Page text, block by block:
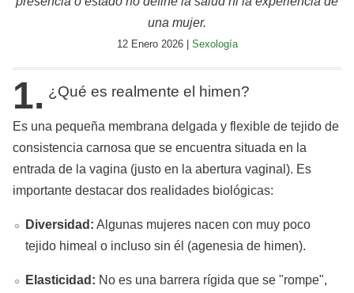
una mujer.
12 Enero 2026 | Sexología
1. ¿Qué es realmente el himen?
Es una pequeña membrana delgada y flexible de tejido de
consistencia carnosa que se encuentra situada en la
entrada de la vagina (justo en la abertura vaginal). Es
importante destacar dos realidades biológicas:
Diversidad: Algunas mujeres nacen con muy poco
tejido himeal o incluso sin él (agenesia de himen).
Elasticidad: No es una barrera rígida que se "rompe",